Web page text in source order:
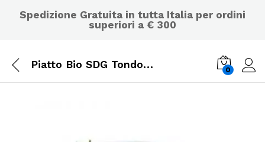
Spedizione Gratuita in tutta Italia per ordini
superiori a € 300
Piatto Bio SDG Tondo Piano in Canna da Zucchero ø 23 cm Conf.500 Pz- 403/P 0